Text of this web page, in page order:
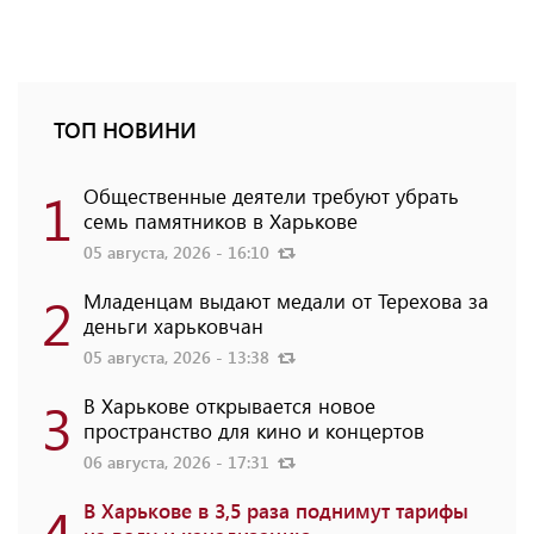
ТОП НОВИНИ
1 Общественные деятели требуют убрать
семь памятников в Харькове
05 августа, 2026 - 16:10
2 Младенцам выдают медали от Терехова за
деньги харьковчан
05 августа, 2026 - 13:38
3 В Харькове открывается новое
пространство для кино и концертов
06 августа, 2026 - 17:31
В Харькове в 3,5 раза поднимут тарифы